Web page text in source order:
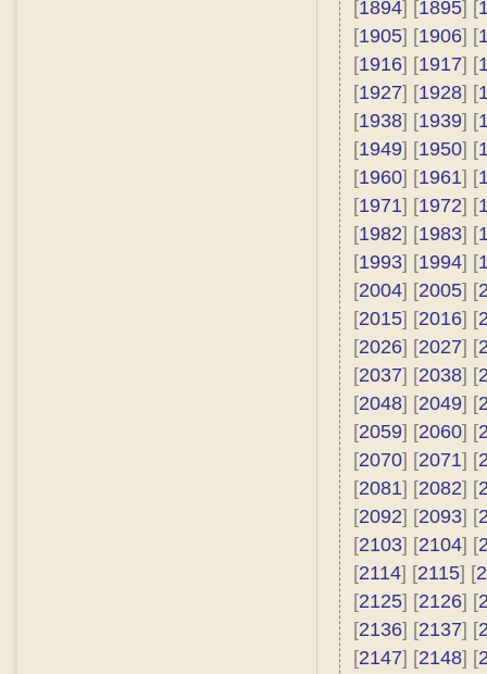
[1894] [1895] [
[1905] [1906] [
[1916] [1917] [
[1927] [1928] [
[1938] [1939] [
[1949] [1950] [
[1960] [1961] [
[1971] [1972] [
[1982] [1983] [
[1993] [1994] [
[2004] [2005] [
[2015] [2016] [
[2026] [2027] [
[2037] [2038] [
[2048] [2049] [
[2059] [2060] [
[2070] [2071] [
[2081] [2082] [
[2092] [2093] [
[2103] [2104] [
[2114] [2115] [
[2125] [2126] [
[2136] [2137] [
[2147] [2148] [